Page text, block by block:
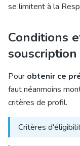
se limitent à la
Conditions
Pour obtenir ce
faut néanmoins
critères de profil.
Critères